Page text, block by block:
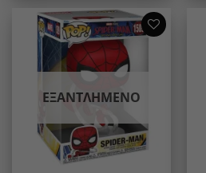
wishlist
ΕΞΑΝΤΛΗΜΈΝΟ